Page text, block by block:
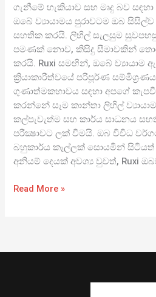
ගැනීමේ හැකියාව සහ මෘදු බව
ඔබේ ව්‍යායාමය පුරාවටම ඔබ
සහතික කරයි. ලිහිල් සැලසුම
පමණක් නොව, කිසිදු සීමාවකින්
කරයි. Ruxi සමඟින්, ඔබේ ව්‍යායාම
ක්‍රියාකාරීත්වයේ පරිපූර්ණ
ගුණාත්මකභාවය සඳහා අපගේ
කරන්නේ සෑම කාන්තා ලිහිල්
කල්පැවැත්ම සහ කාර්ය සාධනය
පරීක්‍ෂාවට ලක් වීමයි. ඔබ විවිධ
බහුකාර්ය කෑල්ලක් සොයමින් සිටියත්
අනියම් දෙයක් අවශ්‍ය වුවත්, Ruxi
Read More »